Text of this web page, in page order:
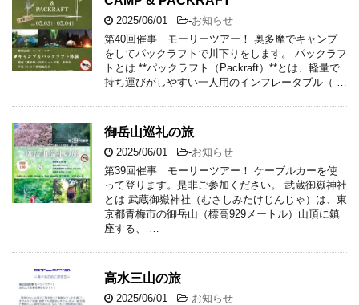
2025/06/01 -お知らせ
第40回催事 モーリーツアー！ 奥多摩でキャンプ
をしてパックラフトで川下りをします。 パックラフ
トとは **パックラフト（Packraft）**とは、軽量で
持ち運びがしやすい一人用のインフレータブル（ …
御岳山巡礼の旅
2025/06/01 -お知らせ
第39回催事 モーリーツアー！ ケーブルカーを使
って登ります。是非ご参加ください。 武蔵御嶽神社
とは 武蔵御嶽神社（むさしみたけじんじゃ）は、東
京都青梅市の御岳山（標高929メートル）山頂に鎮
座する、 …
高水三山の旅
2025/06/01 -お知らせ